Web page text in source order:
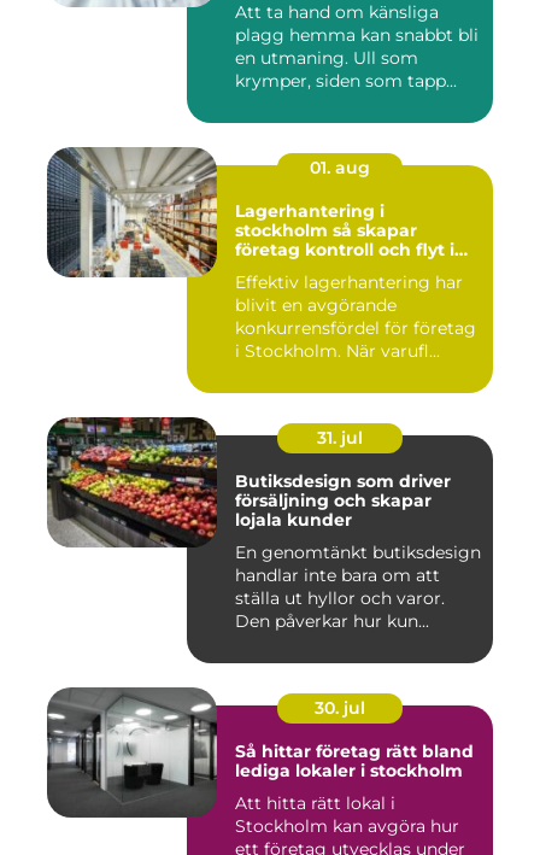
Att ta hand om känsliga
plagg hemma kan snabbt bli
en utmaning. Ull som
krymper, siden som tapp...
01. aug
Lagerhantering i
stockholm så skapar
företag kontroll och flyt i
Effektiv lagerhantering har
blivit en avgörande
konkurrensfördel för företag
i Stockholm. När varufl...
31. jul
Butiksdesign som driver
försäljning och skapar
lojala kunder
En genomtänkt butiksdesign
handlar inte bara om att
ställa ut hyllor och varor.
Den påverkar hur kun...
30. jul
Så hittar företag rätt bland
lediga lokaler i stockholm
Att hitta rätt lokal i
Stockholm kan avgöra hur
ett företag utvecklas under